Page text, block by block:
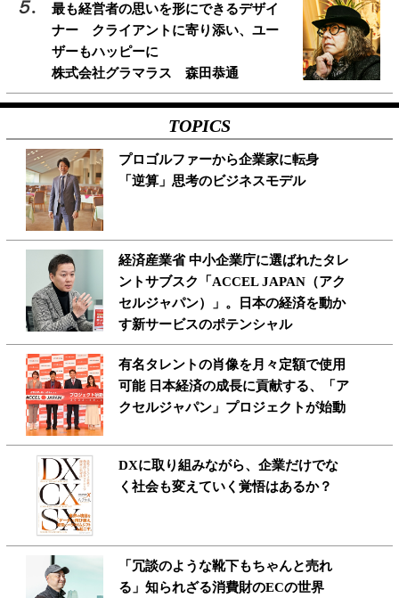
最も経営者の思いを形にできるデザイ
ナー クライアントに寄り添い、ユー
ザーもハッピーに
株式会社グラマラス 森田恭通
TOPICS
プロゴルファーから企業家に転身
「逆算」思考のビジネスモデル
経済産業省 中小企業庁に選ばれたタレ
ントサブスク「ACCEL JAPAN（アク
セルジャパン）」。日本の経済を動か
す新サービスのポテンシャル
有名タレントの肖像を月々定額で使用
可能 日本経済の成長に貢献する、「ア
クセルジャパン」プロジェクトが始動
DXに取り組みながら、企業だけでな
く社会も変えていく覚悟はあるか？
「冗談のような靴下もちゃんと売れ
る」知られざる消費財のECの世界